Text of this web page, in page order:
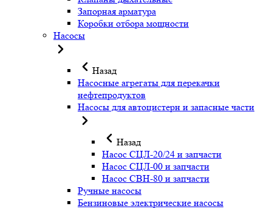
Запорная арматура
Коробки отбора мощности
Насосы
Назад
Насосные агрегаты для перекачки
нефтепродуктов
Насосы для автоцистерн и запасные части
Назад
Насос СЦЛ-20/24 и запчасти
Насос СЦЛ-00 и запчасти
Насос СВН-80 и запчасти
Ручные насосы
Бензиновые электрические насосы